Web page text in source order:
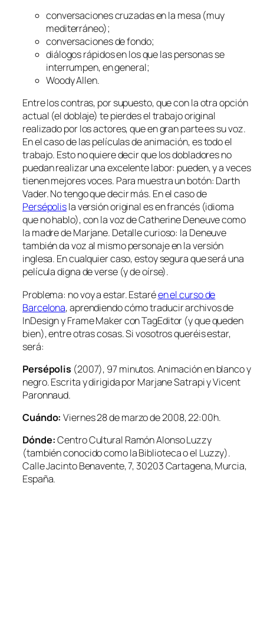
conversaciones cruzadas en la mesa (muy
mediterráneo);
conversaciones de fondo;
diálogos rápidos en los que las personas se
interrumpen, en general;
Woody Allen.
Entre los contras, por supuesto, que con la otra opción
actual (el doblaje) te pierdes el trabajo original
realizado por los actores, que en gran parte es su voz.
En el caso de las películas de animación, estodoel
trabajo. Esto no quiere decir que los dobladores no
puedan realizar una excelente labor: pueden, y a veces
tienen mejores voces. Para muestra un botón: Darth
Vader. No tengo que decir más. En el caso de
Persépolisla versión original es en francés (idioma
que no hablo), con la voz de Catherine Deneuve como
la madre de Marjane. Detalle curioso: la Deneuve
también da voz al mismo personaje en la versión
inglesa. En cualquier caso, estoy segura que será una
película digna de verse (y de oírse).
Problema: no voy a estar. Estaréen el curso de
Barcelona, aprendiendo cómo traducir archivos de
InDesign y Frame Maker con TagEditor (y que queden
bien), entre otras cosas. Si vosotros queréis estar,
será:
Persépolis (2007), 97 minutos. Animación en blanco y
negro. Escrita y dirigida por Marjane Satrapi y Vicent
Paronnaud.
Cuándo: Viernes 28 de marzo de 2008, 22:00h.
Dónde:Centro Cultural Ramón Alonso Luzzy
(también conocido comola Bibliotecaoel Luzzy).
Calle Jacinto Benavente, 7, 30203 Cartagena, Murcia,
España.